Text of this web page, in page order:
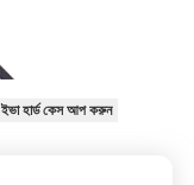
হার্ড কেস আপ করুন